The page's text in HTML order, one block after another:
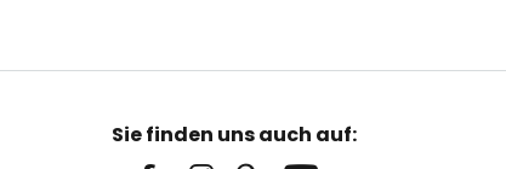
Sie finden uns auch auf: